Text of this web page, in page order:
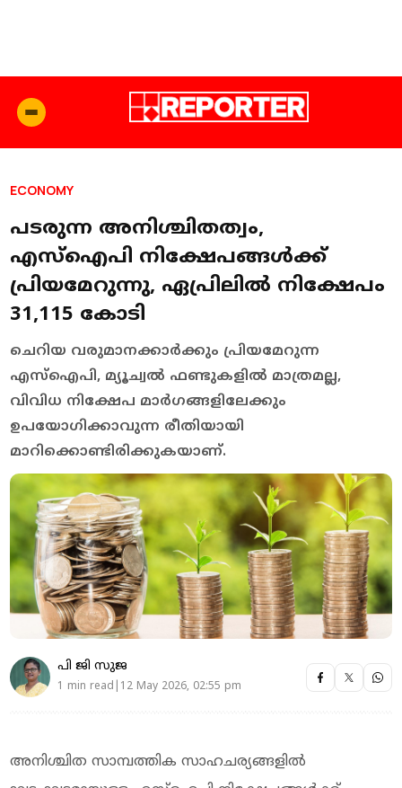
ECONOMY
പടരുന്ന അനിശ്ചിതത്വം,
എസ്‌ഐപി നിക്ഷേപങ്ങൾക്ക്
പ്രിയമേറുന്നു, ഏപ്രിലിൽ നിക്ഷേപം
₹31,115 കോടി
ചെറിയ വരുമാനക്കാർക്കും പ്രിയമേറുന്ന
എസ്‌ഐപി, മ്യൂച്വൽ ഫണ്ടുകളിൽ മാത്രമല്ല,
വിവിധ നിക്ഷേപ മാർഗങ്ങളിലേക്കും
ഉപയോഗിക്കാവുന്ന രീതിയായി
മാറിക്കൊണ്ടിരിക്കുകയാണ്.
പി ജി സുജ
1 min read|12 May 2026, 02:55 pm
അനിശ്ചിത സാമ്പത്തിക സാഹചര്യങ്ങളിൽ